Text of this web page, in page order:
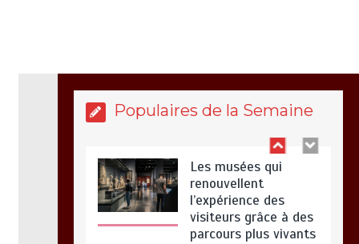
Populaires de la Semaine
sentiers battus
15 minutes
Les musées qui
renouvellent
l’expérience des
visiteurs grâce à des
parcours plus vivants